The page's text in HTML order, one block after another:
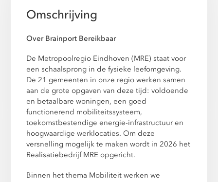
Omschrijving
Over Brainport Bereikbaar
De Metropoolregio Eindhoven (MRE) staat voor
een schaalsprong in de fysieke leefomgeving.
De 21 gemeenten in onze regio werken samen
aan de grote opgaven van deze tijd: voldoende
en betaalbare woningen, een goed
functionerend mobiliteitssysteem,
toekomstbestendige energie-infrastructuur en
hoogwaardige werklocaties. Om deze
versnelling mogelijk te maken wordt in 2026 het
Realisatiebedrijf MRE opgericht.
Binnen het thema Mobiliteit werken we